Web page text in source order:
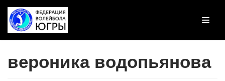
Перейти
к
вероника водопьянова